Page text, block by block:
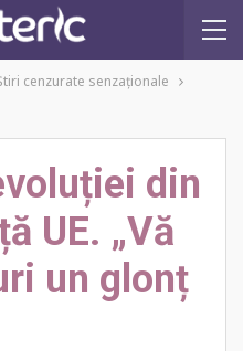
cenzurate senzaţionale
din
UE. „Vă
un glonț